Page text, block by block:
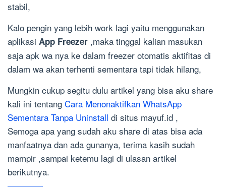
stabil,
Kalo pengin yang lebih work lagi yaitu menggunakan
aplikasi App Freezer ,maka tinggal kalian masukan
saja apk wa nya ke dalam freezer otomatis aktifitas di
dalam wa akan terhenti sementara tapi tidak hilang,
Mungkin cukup segitu dulu artikel yang bisa aku share
kali ini tentang Cara Menonaktifkan WhatsApp
Sementara Tanpa Uninstall di situs mayuf.id ,
Semoga apa yang sudah aku share di atas bisa ada
manfaatnya dan ada gunanya, terima kasih sudah
mampir ,sampai ketemu lagi di ulasan artikel
berikutnya.